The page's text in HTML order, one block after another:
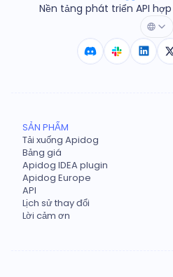
Nền tảng phát triển API
SẢN PHẨM
Tải xuống Apidog
Bảng giá
Apidog IDEA plugin
Apidog Europe
API
Lịch sử thay đổi
Lời cảm ơn